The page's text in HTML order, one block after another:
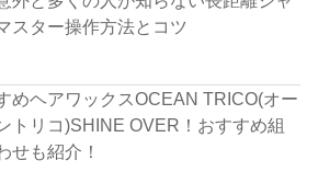
スター操作方法とコツ
めヘアワックスOCEAN TRICO(オー
トリコ)SHINE OVER！おすすめ組
せも紹介！